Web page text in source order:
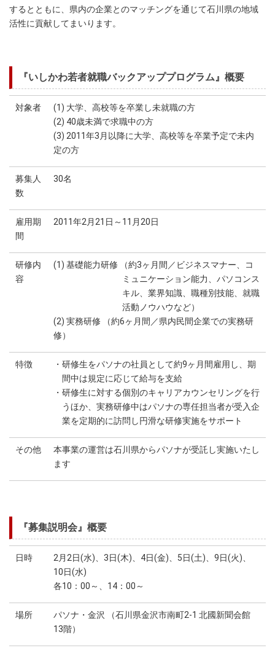
するとともに、県内の企業とのマッチングを通じて石川県の地域
活性に貢献してまいります。
『いしかわ若者就職バックアッププログラム』概要
対象者
(1) 大学、高校等を卒業し未就職の方
(2) 40歳未満で求職中の方
(3) 2011年3月以降に大学、高校等を卒業予定で未内
定の方
募集人
数
30名
雇用期
間
2011年2月21日～11月20日
研修内
容
(1) 基礎能力研修 （約3ヶ月間／ビジネスマナー、コ
ミュニケーション能力、パソコンス
キル、業界知識、職種別技能、就職
活動ノウハウなど）
(2) 実務研修 （約6ヶ月間／県内民間企業での実務研
修）
特徴
・研修生をパソナの社員として約9ヶ月間雇用し、期
間中は規定に応じて給与を支給
・研修生に対する個別のキャリアカウンセリングを行
うほか、実務研修中はパソナの専任担当者が受入企
業を定期的に訪問し円滑な研修実施をサポート
その他
本事業の運営は石川県からパソナが受託し実施いたし
ます
『募集説明会』概要
日時
2月2日(水)、3日(木)、4日(金)、5日(土)、9日(火)、
10日(水)
各10：00～、14：00～
場所
パソナ・金沢 （石川県金沢市南町2-1 北國新聞会館
13階）